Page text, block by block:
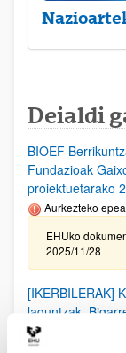
Deialdi
BIOEF
Fundazioak
proiektuetarako
Aurkezteko
EHUko
2025/11/28
[IKERBILERAK]
laguntzak.
2025/09/25)